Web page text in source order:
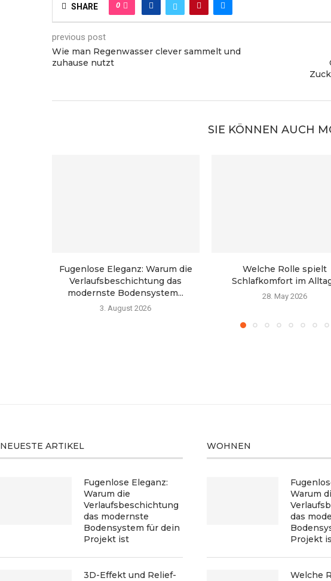
SHARE 0
previous post
Wie man Regenwasser clever sammelt und
zuhause nutzt
SIE KÖNNEN AUCH
Fugenlose Eleganz: Warum die
Verlaufsbeschichtung das
modernste Bodensystem...
3. August 2026
Welche Rolle spielt
Schlafkomfort im
28. May 2026
NEUESTE ARTIKEL
Fugenlose Eleganz:
Warum die
Verlaufsbeschichtung
das modernste
Bodensystem für dein
Projekt ist
3D-Effekt und Relief-
WOHNEN
Warum
das
Projekt
Welche